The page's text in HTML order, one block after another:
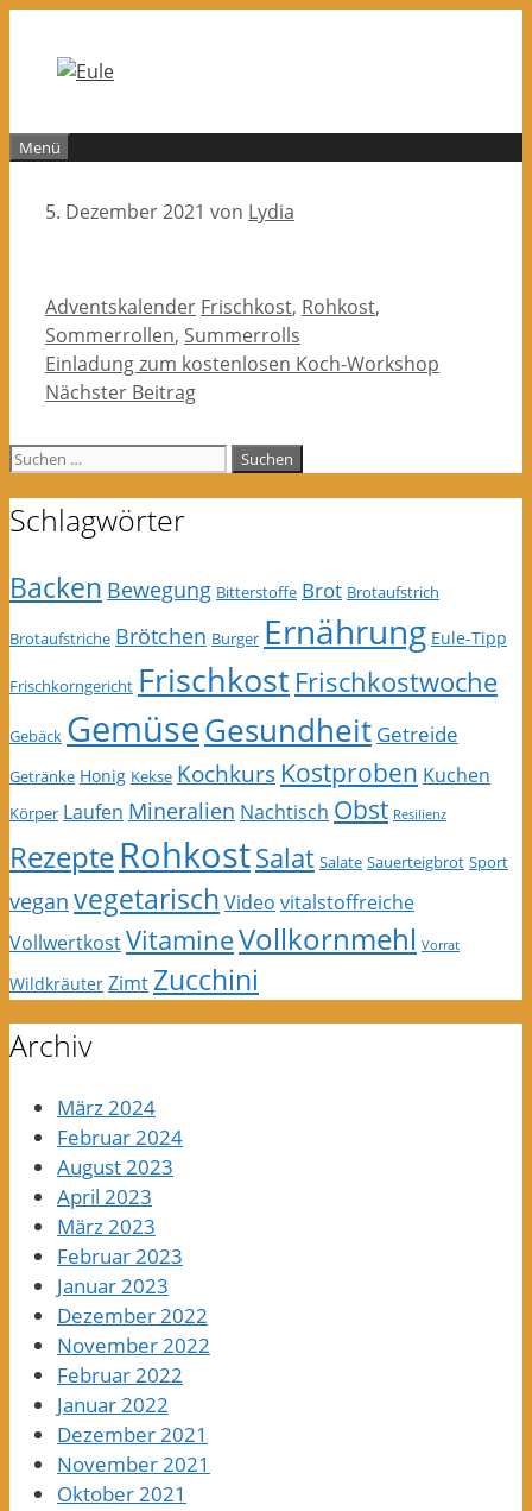
Inhalt
springen
Menü
5. Dezember 2021 von Lydia
Kategorien
Adventskalender Schlagwörter
Frischkost, Rohkost,
Sommerrollen, Summerrolls
Einladung zum kostenlosen Koch-Workshop
Nächster Beitrag
Suchen
Schlagwörter
Backen Bewegung Bitterstoffe Brot Brotaufstrich
Brotaufstriche Brötchen Burger Ernährung Eule-Tipp
Frischkorngericht Frischkost Frischkostwoche
Gebäck GemüseGesundheit Getreide
Getränke Honig Kekse Kochkurs Kostproben Kuchen
Körper Laufen Mineralien Nachtisch Obst Resilienz
RezepteRohkostSalat Salate Sauerteigbrot Sport
vegan vegetarisch Video vitalstoffreiche
VollwertkostVitamineVollkornmehl Vorrat
Wildkräuter Zimt Zucchini
Archiv
März 2024
Februar 2024
August 2023
April 2023
März 2023
Februar 2023
Januar 2023
Dezember 2022
November 2022
Februar 2022
Januar 2022
Dezember 2021
November 2021
Oktober 2021